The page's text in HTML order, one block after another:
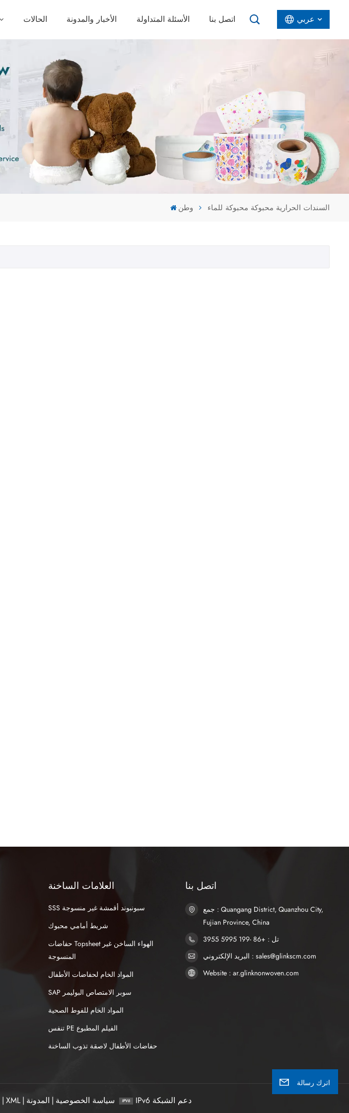
الحالات الأخبار والمدونة الأسئلة المتداولة اتصل بنا عربي
عربي
وطن السندات الحرارية محبوكة محبوكة للماء
العلامات الساخنة
SSS سبونبوند أقمشة غير منسوجة
شريط أمامي محبوك
حفاضات Topsheet الهواء الساخن غير
المنسوجة
المواد الخام لحفاضات الأطفال
SAP سوبر الامتصاص البوليمر
المواد الخام للفوط الصحية
تنفس PE الفيلم المطبوع
حفاضات الأطفال لاصقة تذوب الساخنة
اتصل بنا
جمع : Quangang District, Quanzhou City,
Fujian Province, China
تل : +86 -199 5995 3955
البريد الإلكتروني : sales@glinkscm.com
Website : ar.glinknonwoven.com
| XML | المدونة | سياسة الخصوصية IPv6 دعم الشبكة
اترك رسالة